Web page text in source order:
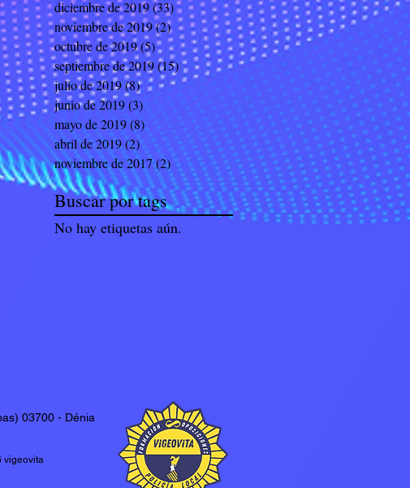
diciembre de 2019(33)33 entradas
noviembre de 2019(2)2 entradas
octubre de 2019(5)5 entradas
septiembre de 2019(15)15 entradas
julio de 2019(8)8 entradas
junio de 2019(3) 3 entradas
mayo de 2019(8) 8 entradas
abril de 2019(2)2 entradas
noviembre de 2017(2)2 entradas
Buscar por tags
No hay etiquetas aún.
03700 - Dénia
vigeovita